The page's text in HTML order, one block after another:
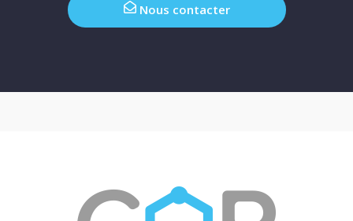
Nous contacter